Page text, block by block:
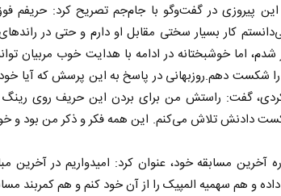
این پیروزی در گفت‌وگو با جام‌جم تصریح کرد: حریفم
کار بسیار سختی مقابل او دارم و حتی در
اما خوشبختانه در ادامه با هدایت خوب مربیان
را شکست دهم.روزبهانی در پاسخ به این پرسش که آیا
گفت: راستش من برای بردن این حریف روی رینگ
دادنش تلاش می‌کنم. این همه فکر و ذکر من بود و
آخرین مسابقه خود، عنوان کرد: امیدواریم در آخرین
و هم سهمیه المپیک را از آن خود کنم و هم کمربند